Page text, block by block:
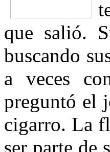
que salió.
buscando
a veces
preguntó el
cigarro. La
ser parte de